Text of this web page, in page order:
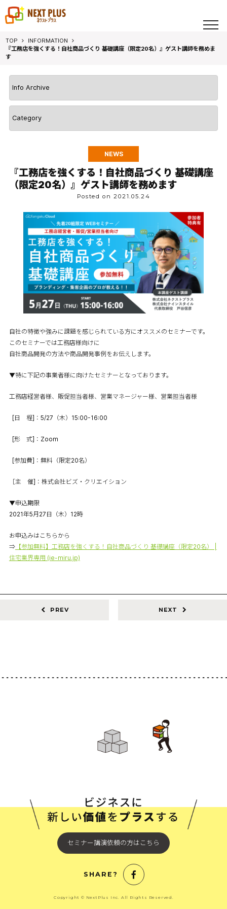
TOP
INFORMATION
『工務店を強くする！自社商品づくり 基礎講座（限定20名）』ゲスト講師を務めま
す
NEWS
『工務店を強くする！自社商品づくり 基礎講座
（限定20名）』ゲスト講師を務めます
Posted on 2021.05.24
自社の特徴や強みに課題を感じられている方にオススメのセミナーです。
このセミナーでは工務店様向けに
自社商品開発の方法や商品開発事例をお伝えします。
▼特に下記の事業者様に向けたセミナーとなっております。
工務店経営者様、販促担当者様、営業マネージャー様、営業担当者様
[日 程]：5/27（木）15:00-16:00
[形 式]：Zoom
[参加費]：無料（限定20名）
［主 催]：株式会社ビズ・クリエイション
▼申込期限
2021年5月27日（木）12時
お申込みはこちらから
⇒【参加無料】工務店を強くする！自社商品づくり 基礎講座（限定20名） |
住宅業界専用 (ie-miru.jp)
PREV NEXT
セミナー講演依頼の方はこちら
SHARE?
Copyright © NextPlus Inc. All Rights Reserved.